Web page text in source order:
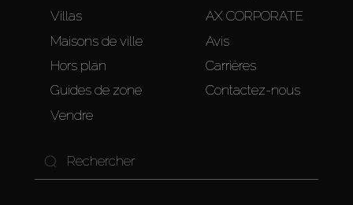
Villas
Maisons de ville
Hors plan
Guides de zone
Vendre
AX CORPORATE
Avis
Carrières
Contactez-nous